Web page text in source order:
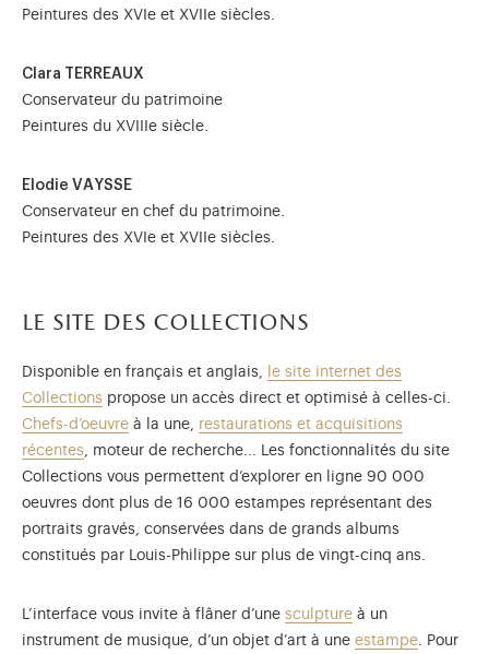
Peintures des XVIe et XVIIe siècles.
Clara TERREAUX
Conservateur du patrimoine
Peintures du XVIIIe siècle.
Elodie VAYSSE
Conservateur en chef du patrimoine.
Peintures des XVIe et XVIIe siècles.
le site des collections
Disponible en français et anglais,
le site internet des
Collections propose un accès direct et optimisé à celles-ci.
Chefs-d’oeuvre à la une, restaurations et acquisitions
récentes, moteur de recherche... Les fonctionnalités du site
Collections vous permettent d’explorer en ligne 90 000
oeuvres dont plus de 16 000 estampes représentant des
portraits gravés, conservées dans de grands albums
constitués par Louis-Philippe sur plus de vingt-cinq ans.
L’interface vous invite à flâner d’une sculpture à un
instrument de musique, d’un objet d’art à une estampe. Pour